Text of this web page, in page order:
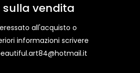
sulla vendita
all'acquisto o
informazioni scrivere